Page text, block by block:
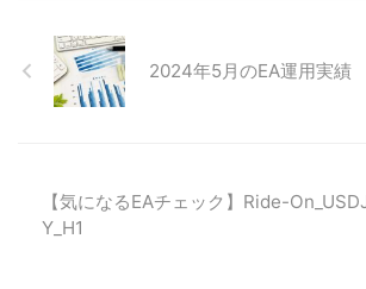
2024年5月のEA運用実績
【気になるEAチェック】Ride-
Y_H1